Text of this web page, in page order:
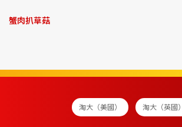
蟹肉扒草菇
淘大（美國） 淘大（英國）